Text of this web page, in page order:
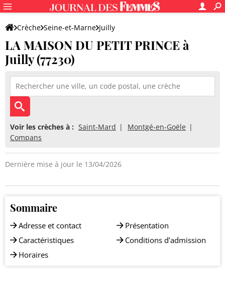
Crèche Seine-et-Marne Juilly
LA MAISON DU PETIT PRINCE
LA MAISON DU PETIT PRINCE à
Juilly (77230)
Voir les crèches à : Saint-Mard
Montgé-en-Goële
Compans
Dernière mise à jour le 13/04/2026
Sommaire
Adresse et contact
Caractéristiques
Horaires
Présentation
Conditions d'admission